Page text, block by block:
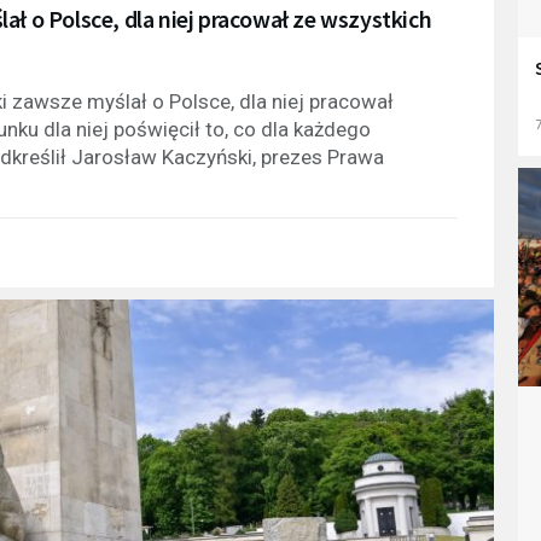
o Polsce, dla niej pracował ze wszystkich
myślał o Polsce, dla niej pracował
dla niej poświęcił to, co dla każdego
Jarosław Kaczyński, prezes Prawa